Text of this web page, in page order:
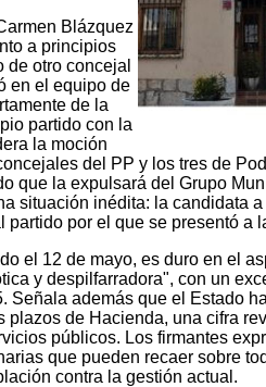
Blázquez
a principios
otro concejal
en el equipo de
de la
partido con la
la moción
del PP y los tres de
que la expulsará del Grupo
situación inédita: la candidata
partido por el que se presentó a
el 12 de mayo, es duro en el
y despilfarradora", con un
Señala además que el Estado
plazos de Hacienda, una cifra
públicos. Los firmantes
que pueden recaer sobre
contra la gestión actual.